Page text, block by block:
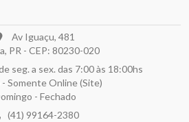
Av Iguaçu, 481
PR - CEP: 80230-020
seg. a sex. das 7:00 às 18:00hs
- Somente Online (Site)
- Fechado
(41) 99164-2380